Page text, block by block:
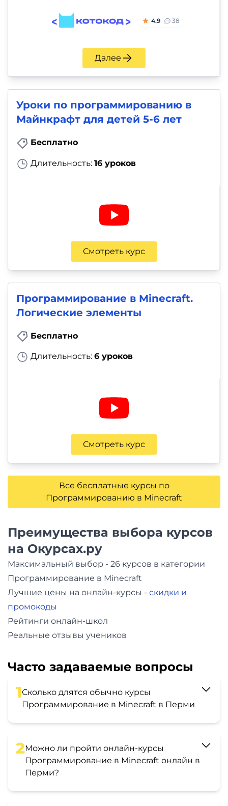
4.9 38
Далее
Уроки по программированию в
Майнкрафт для детей 5-6 лет
Бесплатно
Длительность: 16 уроков
Смотреть курс
Программирование в Minecraft.
Логические элементы
Бесплатно
Длительность: 6 уроков
Смотреть курс
Все бесплатные курсы по
Программированию в Minecraft
Преимущества выбора курсов
на Окурсах.ру
Максимальный выбор - 26 курсов в категории
Программирование в Minecraft
Лучшие цены на онлайн-курсы - скидки и
промокоды
Рейтинги онлайн-школ
Реальные отзывы учеников
Часто задаваемые вопросы
1Сколько длятся обычно курсы
Программирование в Minecraft в Перми
2Можно ли пройти онлайн-курсы
Программирование в Minecraft онлайн в
Перми?